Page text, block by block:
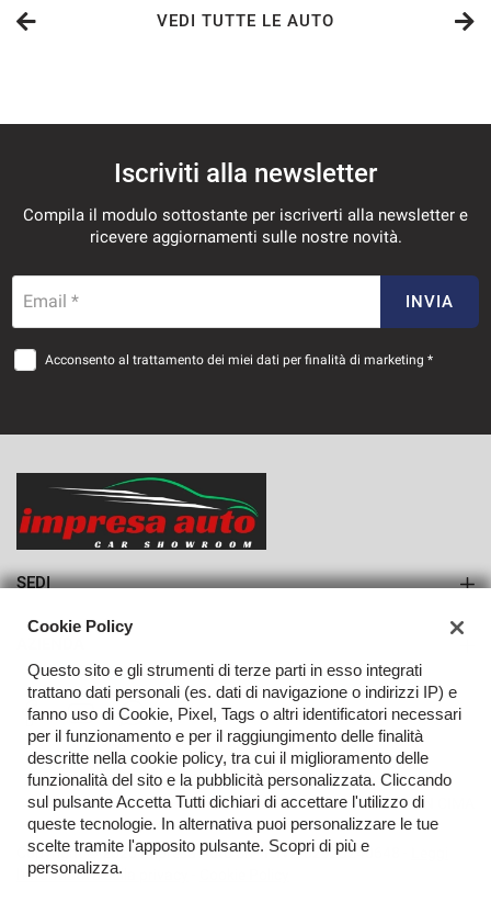
VEDI
726€/mese
36 Mesi
36 Mesi
VEDI
VEDI TUTTE LE AUTO
Iscriviti alla newsletter
Compila il modulo sottostante per iscriverti alla newsletter e
ricevere aggiornamenti sulle nostre novità.
Email * INVIA
Acconsento al trattamento dei miei dati per finalità di marketing *
SEDI
Azienda
Contatti
TORNA IN CIMA
Copyright © 2026 Impresa Auto Srl - P.IVA 02923240648 -
l'informativa sulla privacy
Cookie Policy
Questo sito e gli strumenti di terze parti in esso integrati
trattano dati personali (es. dati di navigazione o indirizzi IP) e
fanno uso di Cookie, Pixel, Tags o altri identificatori necessari
per il funzionamento e per il raggiungimento delle finalità
descritte nella cookie policy, tra cui il miglioramento delle
funzionalità del sito e la pubblicità personalizzata. Cliccando
sul pulsante Accetta Tutti dichiari di accettare l'utilizzo di
queste tecnologie. In alternativa puoi personalizzare le tue
scelte tramite l'apposito pulsante. Scopri di più e
personalizza.